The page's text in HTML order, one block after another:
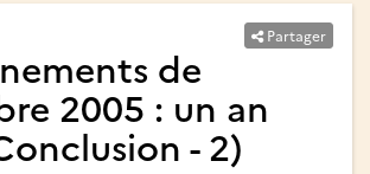
Partager
de
2005 : un an
- 2)